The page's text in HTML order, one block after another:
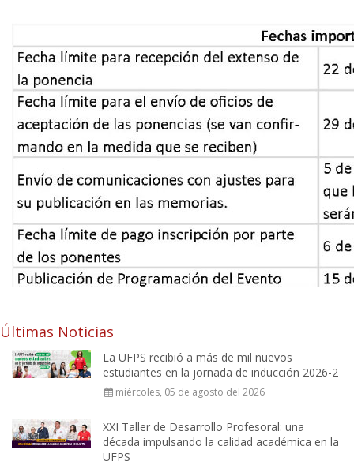
Últimas Noticias
La UFPS recibió a más de mil nuevos
estudiantes en la jornada de inducción 2026-2
miércoles, 05 de agosto del 2026
XXI Taller de Desarrollo Profesoral: una
década impulsando la calidad académica en la
UFPS